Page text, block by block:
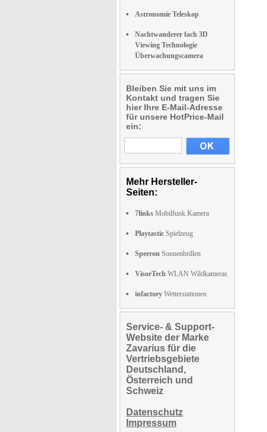
Astronomie Teleskop
Nachtwanderer fach 3D
Viewing Technologie
Überwachungscamera
Bleiben Sie mit uns im
Kontakt und tragen Sie
hier Ihre E-Mail-Adresse
für unsere HotPrice-Mail
ein:
Mehr Hersteller-
Seiten:
7links Mobilfunk Kamera
Playtastic Spielzeug
Speeron Sonnenbrillen
VisorTech WLAN Wildkameras
infactory Wetterstationen
Service- & Support-
Website der Marke
Zavarius für die
Vertriebsgebiete
Deutschland,
Österreich und
Schweiz
Datenschutz
Impressum